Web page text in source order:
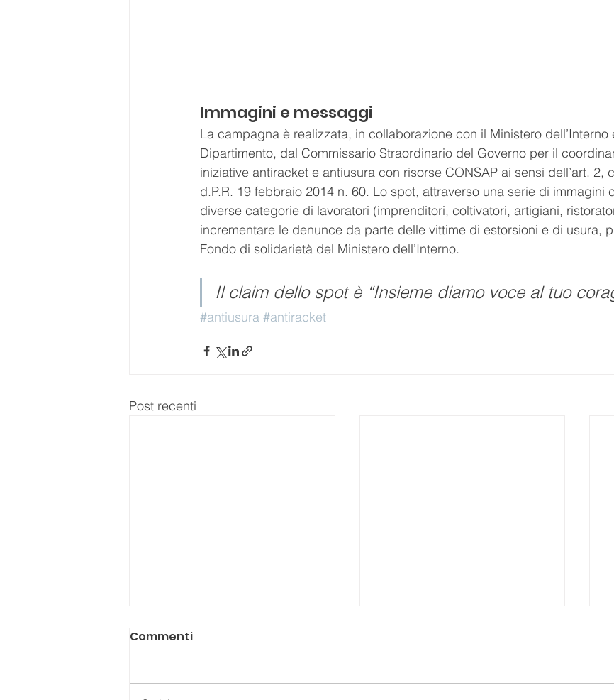
Immagini e messaggi
La campagna è realizzata, in collaborazione con il Ministero dell’Interno
Dipartimento, dal Commissario Straordinario del Governo per il
iniziative antiracket e antiusura con risorse CONSAP ai sensi dell’art. 2,
d.P.R. 19 febbraio 2014 n. 60. Lo spot, attraverso una serie di immagini
diverse categorie di lavoratori (imprenditori, coltivatori, artigiani,
incrementare le denunce da parte delle vittime di estorsioni e di usura,
Fondo di solidarietà del Ministero dell’Interno.
Il claim dello spot è “Insieme diamo voce al tuo
#antiusura #antiracket
Post recenti
Commenti